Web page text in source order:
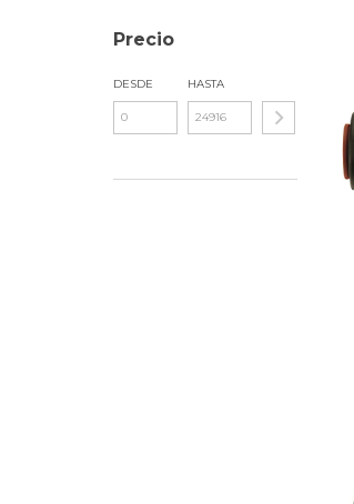
Precio
DESDE HASTA